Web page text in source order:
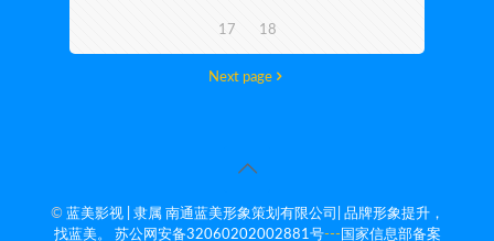
17 18
Next page
© 蓝美影视 | 隶属 南通蓝美形象策划有限公司| 品牌形象提升，
找蓝美。 苏公网安备32060202002881号--- 国家信息部备案